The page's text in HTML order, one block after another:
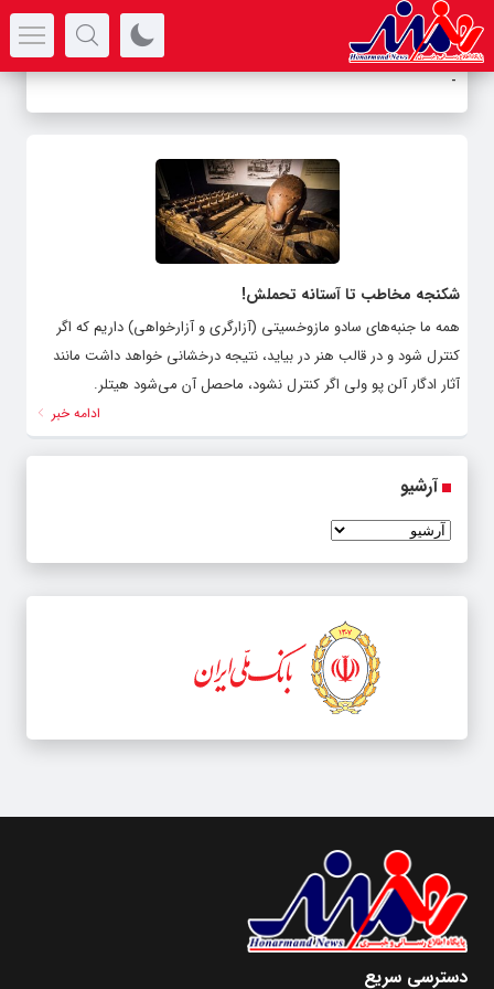
آل-
شکنجه مخاطب تا آستانه تحملش!
همه ما جنبه‌های سادو مازوخسیتی (آزارگری و آزارخواهی) داریم که اگر
کنترل شود و در قالب هنر در بیاید، نتیجه درخشانی خواهد داشت مانند
آثار ادگار آلن پو ولی اگر کنترل نشود، ماحصل آن می‌شود هیتلر.
ادامه خبر
آرشیو
دسترسی سریع